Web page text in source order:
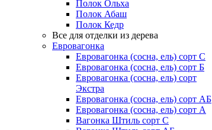
Полок Ольха
Полок Абаш
Полок Кедр
Все для отделки из дерева
Евровагонка
Евровагонка (сосна, ель) сорт С
Евровагонка (сосна, ель) сорт Б
Евровагонка (сосна, ель) сорт
Экстра
Евровагонка (сосна, ель) сорт АБ
Евровагонка (сосна, ель) сорт А
Вагонка Штиль сорт С